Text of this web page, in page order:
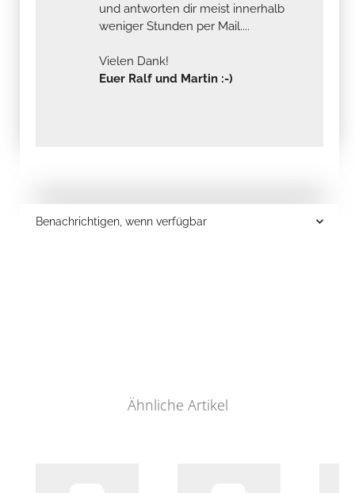
und antworten dir meist innerhalb
weniger Stunden per Mail....
Vielen Dank!
Euer Ralf und Martin :-)
Benachrichtigen, wenn verfügbar
Ähnliche Artikel